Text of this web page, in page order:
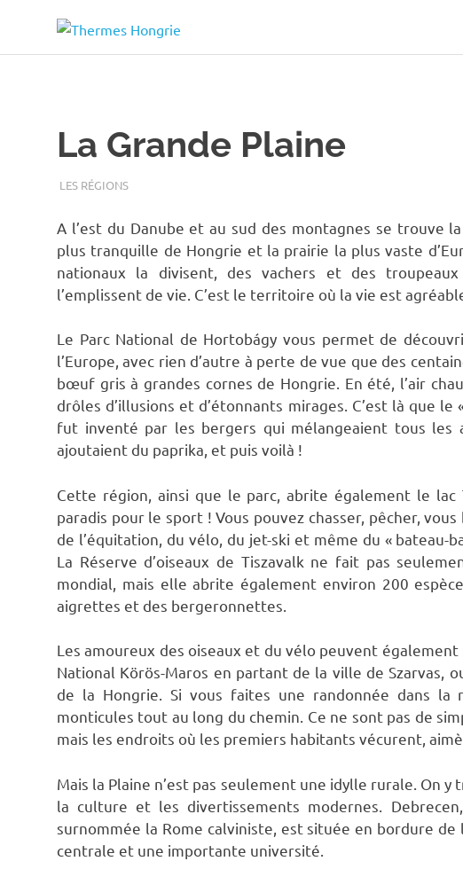
La Grande Plaine
TERMALFURDOK.COM
LES RÉGIONS
A l’est du Danube et au sud des montagnes se trouve
plus tranquille de Hongrie et la prairie la plus vaste
nationaux la divisent, des vachers et des
l’emplissent de vie. C’est le territoire où la vie est
Le Parc National de Hortobágy vous permet de
l’Europe, avec rien d’autre à perte de vue que des
bœuf gris à grandes cornes de Hongrie. En été, l’air
drôles d’illusions et d’étonnants mirages. C’est là que
fut inventé par les bergers qui mélangeaient tous
ajoutaient du paprika, et puis voilà !
Cette région, ainsi que le parc, abrite également le
paradis pour le sport ! Vous pouvez chasser, pêcher,
de l’équitation, du vélo, du jet-ski et même du « bateau-
La Réserve d’oiseaux de Tiszavalk ne fait pas
mondial, mais elle abrite également environ 200
aigrettes et des bergeronnettes.
Les amoureux des oiseaux et du vélo peuvent
National Körös-Maros en partant de la ville de Szarvas,
de la Hongrie. Si vous faites une randonnée dans la
monticules tout au long du chemin. Ce ne sont pas de
mais les endroits où les premiers habitants vécurent,
Mais la Plaine n’est pas seulement une idylle rurale. On
la culture et les divertissements modernes.
surnommée la Rome calviniste, est située en bordure
centrale et une importante université.